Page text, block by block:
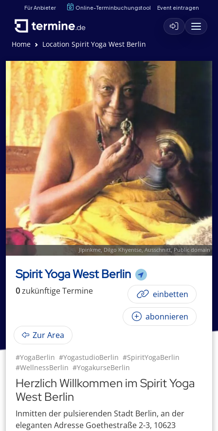
Für Anbieter Online-Terminbuchungstool Event eintragen
Home Location Spirit Yoga West Berlin
Jlpinkme, Dilgo Khyentse, Ausschnitt, Public domain
Spirit Yoga West Berlin
0zukünftigeTermine einbetten
abonnieren
Zur Area
#YogaBerlin #YogastudioBerlin #SpiritYogaBerlin
#WellnessBerlin #YogakurseBerlin
Herzlich Willkommen im Spirit Yoga
West Berlin
Inmitten der pulsierenden Stadt Berlin, an der
eleganten Adresse Goethestraße 2-3, 10623